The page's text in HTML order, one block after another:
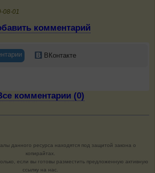
08-01
комментарий
ВКонтакте
комментарии (0)
данного ресурса находятся под защитой закона о
копирайтах.
если вы готовы разместить предложенную активную
ссылку на нас.